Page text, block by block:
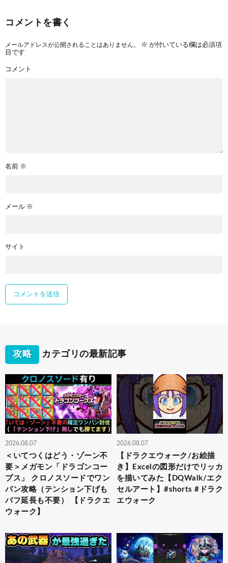
コメントを書く
メールアドレスが公開されることはありません。 ※ が付いている欄は必須項
目です
コメント
名前 ※
メール ※
サイト
攻略 カテゴリの最新記事
2026.08.07
＜いてつくはどう・ゾーン不
要＞メガモン「ドラゴンコー
プス」 クロノスソードでワン
パン攻略（テンション下げも
バフ延長も不要） 【ドラクエ
ウォーク】
2026.08.07
【ドラクエウォーク/お絵描
き】Excelの図形だけでリッカ
を描いてみた【DQWalk/エク
セルアート】#shorts #ドラク
エウォーク